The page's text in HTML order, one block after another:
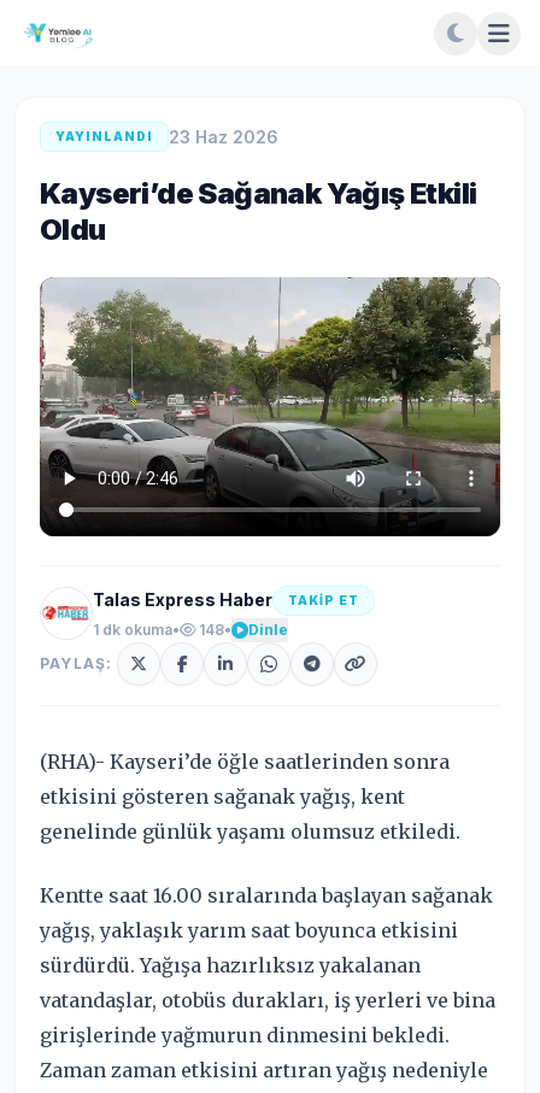
YAYINLANDI 23 Haz 2026
Kayseri’de Sağanak Yağış Etkili
Oldu
Talas Express Haber TAKİP ET
1 dk okuma• 148•
Dinle
PAYLAŞ:
(RHA)- Kayseri’de öğle saatlerinden sonra
etkisini gösteren sağanak yağış, kent
genelinde günlük yaşamı olumsuz etkiledi.
Kentte saat 16.00 sıralarında başlayan sağanak
yağış, yaklaşık yarım saat boyunca etkisini
sürdürdü. Yağışa hazırlıksız yakalanan
vatandaşlar, otobüs durakları, iş yerleri ve bina
girişlerinde yağmurun dinmesini bekledi.
Zaman zaman etkisini artıran yağış nedeniyle